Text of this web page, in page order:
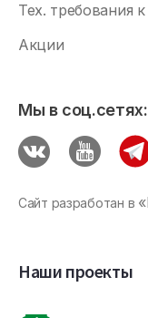
Тех. требования
Акции
Мы в соц.сетях:
Сайт разработан в
Наши проекты